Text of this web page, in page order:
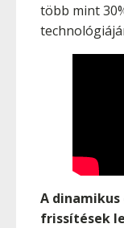
több mint
A
frissítések